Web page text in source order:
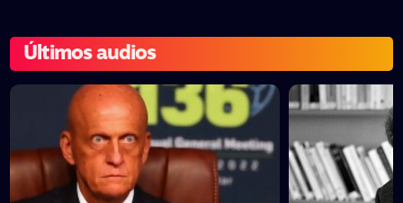
Últimos audios